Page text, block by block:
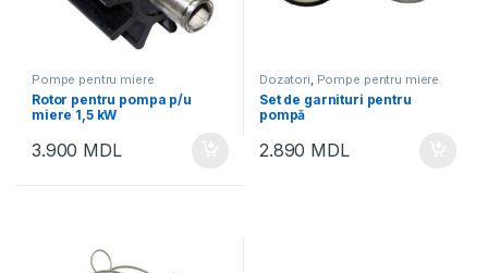
Pompe pentru miere
Rotor pentru pompa p/u
miere 1,5 kW
3.900 MDL
Dozatori Pompe pentru miere
Set de garnituri pentru
pompă
2.890 MDL